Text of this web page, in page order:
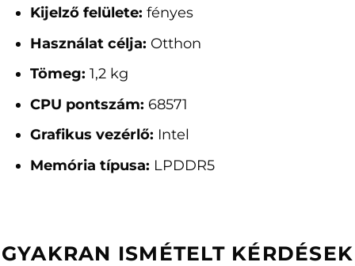
Kijelző felülete: fényes
Használat célja: Otthon
Tömeg: 1,2 kg
CPU pontszám: 68571
Grafikus vezérlő: Intel
Memória típusa: LPDDR5
GYAKRAN ISMÉTELT KÉRDÉSEK